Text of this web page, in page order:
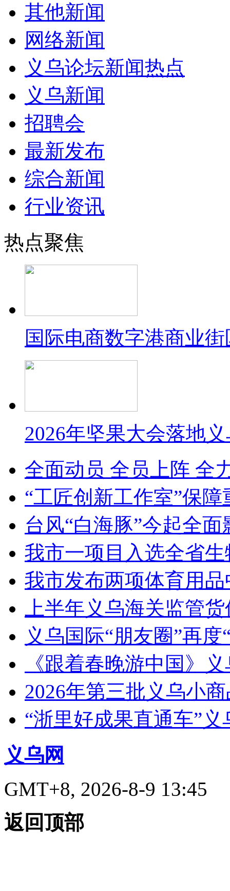
其他新闻
网络新闻
义乌论坛新闻热点
义乌新闻
招聘会
最新发布
综合新闻
行业资讯
热点聚焦
国际电商数字港商业
2026年坚果大会落地
全面动员 全员上阵 全
“工匠创新工作室”保
台风“白海豚”今起全面
我市一项目入选全省
我市发布两项体育用
上半年义乌海关监管
义乌国际“朋友圈”再度
《跟着春晚游中国》
2026年第三批义乌小
“浙里好成果直通车”
义乌网
GMT+8, 2026-8-9 13:45
返回顶部